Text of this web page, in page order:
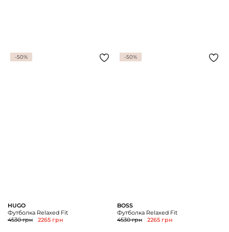
-50%
HUGO
Футболка Relaxed Fit
4530 грн
2265 грн
-50%
BOSS
Футболка Relaxed Fit
4530 грн
2265 грн